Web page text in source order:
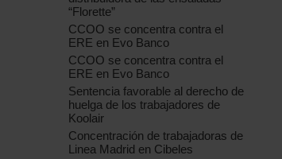
“Florette”
CCOO se concentra contra el
ERE en Evo Banco
CCOO se concentra contra el
ERE en Evo Banco
Sentencia favorable al derecho de
huelga de los trabajadores de
Koolair
Concentración de trabajadoras de
Linea Madrid en Cibeles